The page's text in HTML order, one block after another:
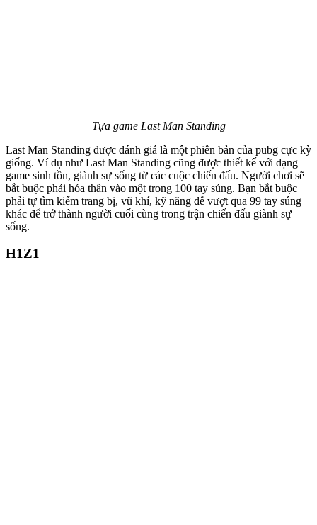
Tựa game Last Man Standing
Last Man Standing được đánh giá là một phiên bản của pubg cực kỳ
giống. Ví dụ như Last Man Standing cũng được thiết kế với dạng
game sinh tồn, giành sự sống từ các cuộc chiến đấu. Người chơi sẽ
bắt buộc phải hóa thân vào một trong 100 tay súng. Bạn bắt buộc
phải tự tìm kiếm trang bị, vũ khí, kỹ năng để vượt qua 99 tay súng
khác để trở thành người cuối cùng trong trận chiến đấu giành sự
sống.
H1Z1